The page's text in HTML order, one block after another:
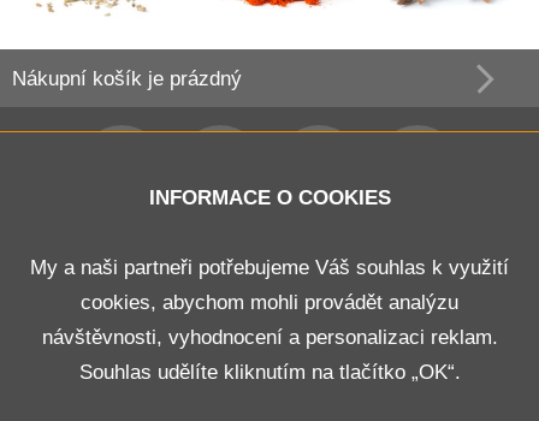
Nákupní košík je prázdný
Obchodní podmínky
Doprava a platba
Odstoupení od smlouvy
INFORMACE O COOKIES
My a naši partneři potřebujeme Váš souhlas k využití
cookies, abychom mohli provádět analýzu
návštěvnosti, vyhodnocení a personalizaci reklam.
Souhlas udělíte kliknutím na tlačítko „OK“.